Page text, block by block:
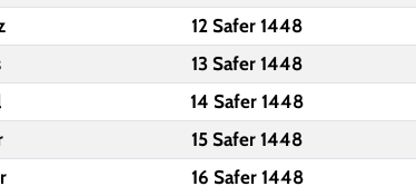
12 Safer 1448
13 Safer 1448
14 Safer 1448
15 Safer 1448
16 Safer 1448